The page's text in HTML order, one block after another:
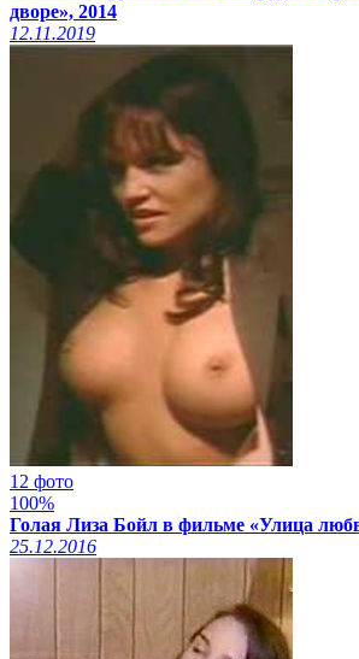
дворе», 2014
12.11.2019
12 фото
100%
Голая Лиза Бойл в фильме «Улица
25.12.2016